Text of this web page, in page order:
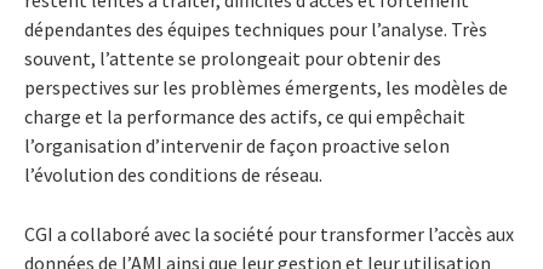
dépendantes des équipes techniques pour l’analyse. Très
souvent, l’attente se prolongeait pour obtenir des
perspectives sur les problèmes émergents, les modèles de
charge et la performance des actifs, ce qui empêchait
l’organisation d’intervenir de façon proactive selon
l’évolution des conditions de réseau.
CGI a collaboré avec la société pour transformer l’accès aux
données de l’AMI ainsi que leur gestion et leur utilisation